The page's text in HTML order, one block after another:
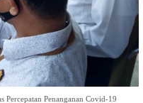
Percepatan Penanganan Covid-19